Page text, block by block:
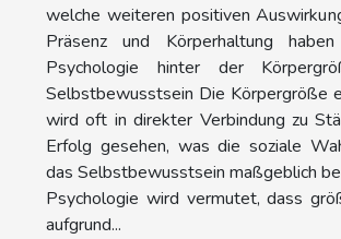
welche weiteren positiven
Präsenz und Körperhaltung
Psychologie hinter der
Selbstbewusstsein Die Körpergröße
wird oft in direkter Verbindung zu
Erfolg gesehen, was die soziale
das Selbstbewusstsein maßgeblich
Psychologie wird vermutet, dass
aufgrund...